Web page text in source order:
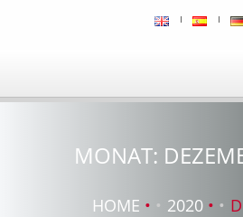
MONAT:
HOME 2020